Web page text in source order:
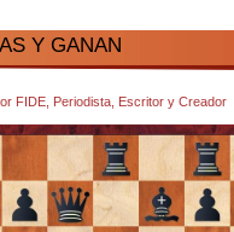
Y GANAN
FIDE, Periodista, Escritor y Creador